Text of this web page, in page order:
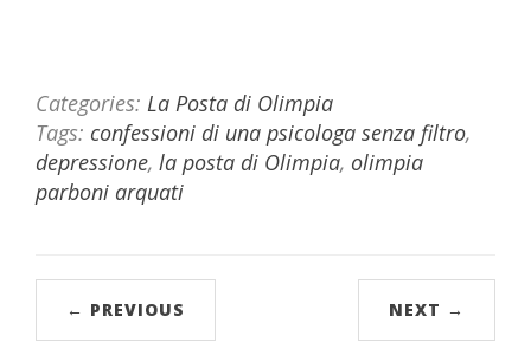
Categories: La Posta di Olimpia
Tags: confessioni di una psicologa senza filtro,
depressione, la posta di Olimpia, olimpia
parboni arquati
← PREVIOUS NEXT →